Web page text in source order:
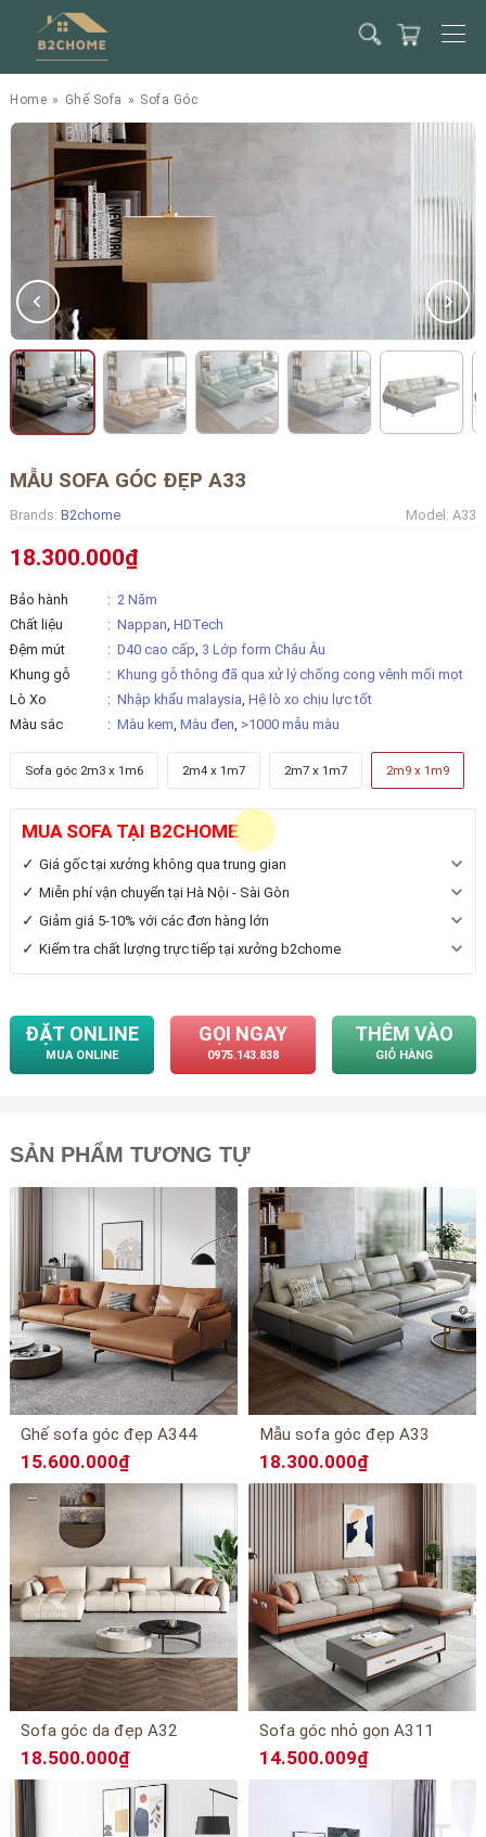
Home » Ghế Sofa » Sofa Góc
MẪU SOFA GÓC ĐẸP A33
Brands: B2chome Model: A33
18.300.000₫
Bảo hành
2 Năm
Chất liệu
Nappan, HDTech
Đệm mút
D40 cao cấp, 3 Lớp form Châu Âu
Khung gỗ
Khung gỗ thông đã qua xử lý chống cong vênh mối mọt
Lò Xo
Nhập khẩu malaysia, Hệ lò xo chịu lực tốt
Màu sắc
Màu kem, Màu đen, >1000 mẫu màu
Sofa góc 2m3 x 1m6 2m4 x 1m7 2m7 x 1m7 2m9 x 1m9
MUA SOFA TẠI B2CHOME
Giá gốc tại xưởng không qua trung gian
Miễn phí vận chuyển tại Hà Nội - Sài Gòn
Giảm giá 5-10% với các đơn hàng lớn
Kiểm tra chất lượng trực tiếp tại xưởng b2chome
ĐẶT ONLINE
MUA ONLINE
GỌI NGAY
0975.143.838
THÊM VÀO
GIỎ HÀNG
SẢN PHẨM TƯƠNG TỰ
Ghế sofa góc đẹp A344
15.600.000₫
Mẫu sofa góc đẹp A33
18.300.000₫
Sofa góc da đẹp A32
18.500.000₫
Sofa góc nhỏ gọn A311
14.500.009₫